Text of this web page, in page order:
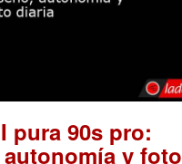
pura 90s pro:
y foto